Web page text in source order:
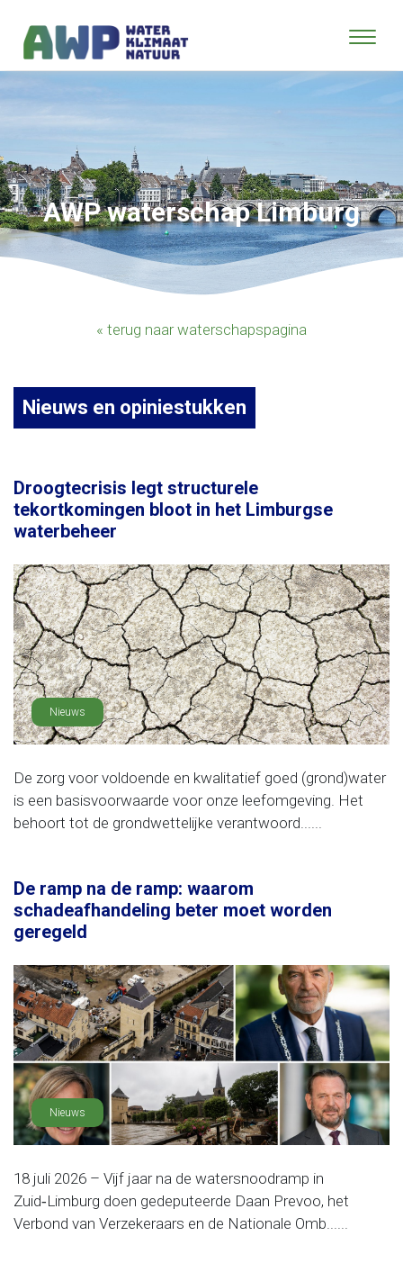
AWP waterschap Limburg
« terug naar waterschapspagina
Nieuws en opiniestukken
Droogtecrisis legt structurele
tekortkomingen bloot in het Limburgse
waterbeheer
Nieuws
De zorg voor voldoende en kwalitatief goed (grond)water
is een basisvoorwaarde voor onze leefomgeving. Het
behoort tot de grondwettelijke verantwoord......
De ramp na de ramp: waarom
schadeafhandeling beter moet worden
geregeld
Nieuws
18 juli 2026 – Vijf jaar na de watersnoodramp in
Zuid‑Limburg doen gedeputeerde Daan Prevoo, het
Verbond van Verzekeraars en de Nationale Omb......